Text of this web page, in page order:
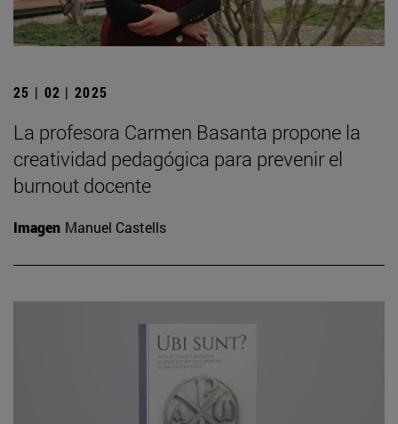
25 | 02 | 2025
La profesora Carmen Basanta propone la
creatividad pedagógica para prevenir el
burnout docente
Imagen Manuel Castells